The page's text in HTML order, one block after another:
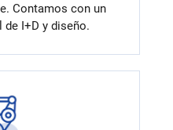
Contamos con un
I+D y diseño.